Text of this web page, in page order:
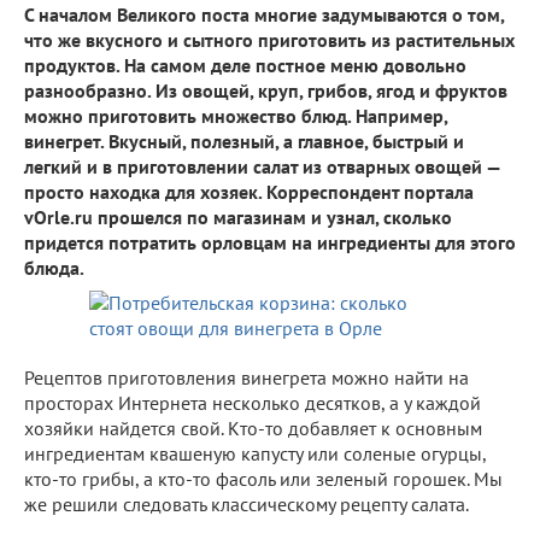
С началом Великого поста многие задумываются о том,
что же вкусного и сытного приготовить из растительных
продуктов. На самом деле постное меню довольно
разнообразно. Из овощей, круп, грибов, ягод и фруктов
можно приготовить множество блюд. Например,
винегрет. Вкусный, полезный, а главное, быстрый и
легкий и в приготовлении салат из отварных овощей —
просто находка для хозяек. Корреспондент портала
vOrle.ru прошелся по магазинам и узнал, сколько
придется потратить орловцам на ингредиенты для этого
блюда.
Рецептов приготовления винегрета можно найти на
просторах Интернета несколько десятков, а у каждой
хозяйки найдется свой. Кто-то добавляет к основным
ингредиентам квашеную капусту или соленые огурцы,
кто-то грибы, а кто-то фасоль или зеленый горошек. Мы
же решили следовать классическому рецепту салата.